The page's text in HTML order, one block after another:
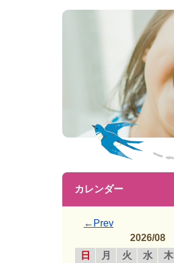
カレンダー
←Prev
2026/08
日
月 火 水 木